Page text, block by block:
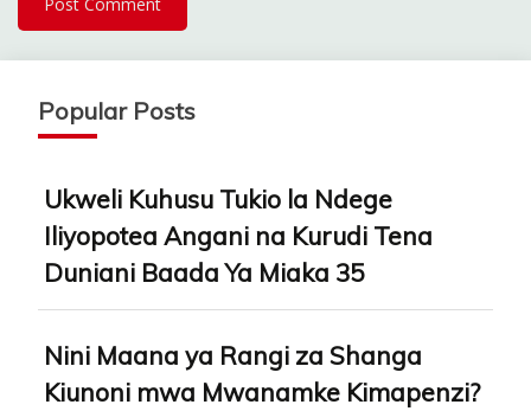
Popular Posts
Ukweli Kuhusu Tukio la Ndege
Iliyopotea Angani na Kurudi Tena
Duniani Baada Ya Miaka 35
Nini Maana ya Rangi za Shanga
Kiunoni mwa Mwanamke Kimapenzi?